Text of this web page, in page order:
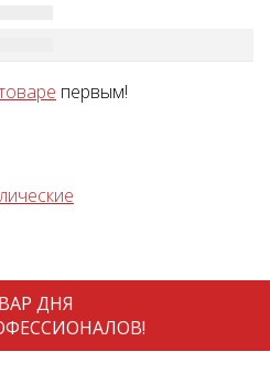
первым!
ДНЯ